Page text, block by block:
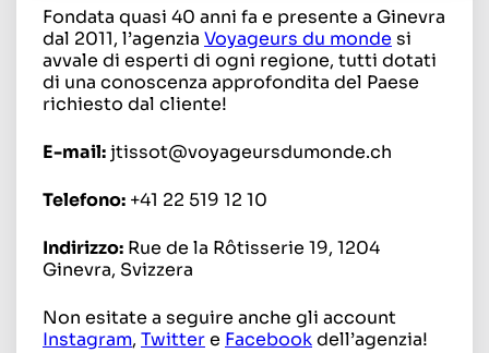
Fondata quasi 40 anni fa e presente a Ginevra
dal 2011, l’agenzia Voyageurs du monde si
avvale di esperti di ogni regione, tutti dotati
di una conoscenza approfondita del Paese
richiesto dal cliente!
E-mail:jtissot@voyageursdumonde.ch
Telefono: +41 22 519 12 10
Indirizzo: Rue de la Rôtisserie 19, 1204
Ginevra, Svizzera
Non esitate a seguire anche gli account
Instagram, Twittere Facebookdell’agenzia!